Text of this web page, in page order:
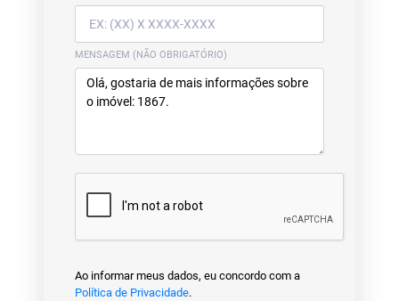
MENSAGEM (NÃO OBRIGATÓRIO)
Ao informar meus dados, eu concordo com a
Política de Privacidade.